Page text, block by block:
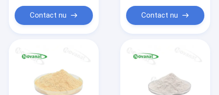
Lonicera Japonica
Thunb
Contact nu Contact nu